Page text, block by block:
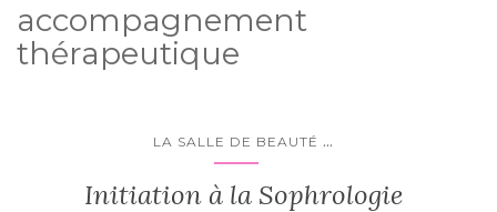
accompagnement
thérapeutique
LA SALLE DE BEAUTÉ ...
Initiation à la Sophrologie